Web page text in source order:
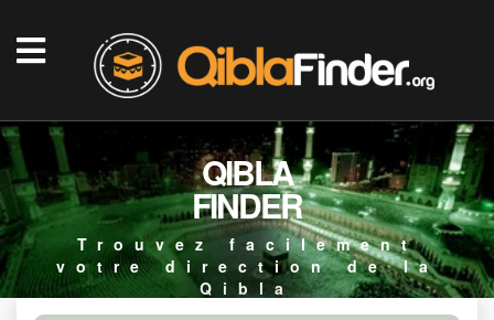
QIBLA
FINDER
Trouvez facilement
votre direction de la
Qibla